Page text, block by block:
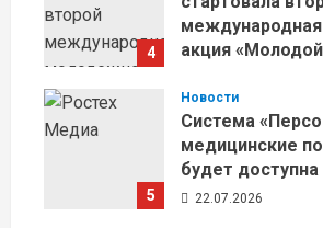
4
акция
5
Новости
Система
медицинские
будет
22.07.2026